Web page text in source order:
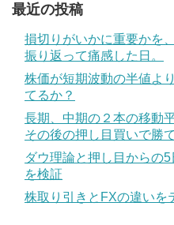
最近の投稿
損切りがいかに重要かを
振り返って痛感した日。
株価が短期波動の半値よ
てるか？
長期、中期の２本の移動
その後の押し目買いで勝
ダウ理論と押し目からの
を検証
株取り引きとFXの違いを